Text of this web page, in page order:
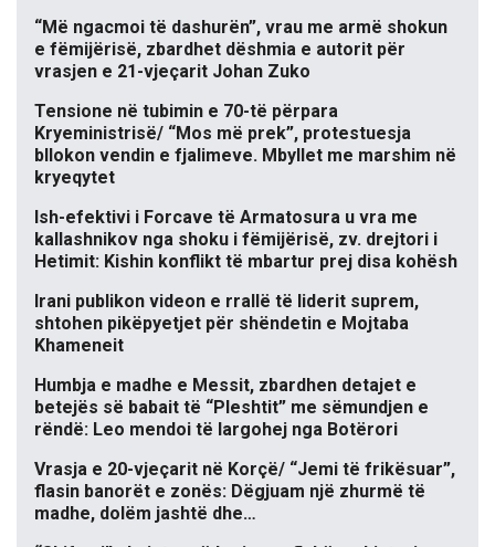
“Më ngacmoi të dashurën”, vrau me armë shokun
e fëmijërisë, zbardhet dëshmia e autorit për
vrasjen e 21-vjeçarit Johan Zuko
Tensione në tubimin e 70-të përpara
Kryeministrisë/ “Mos më prek”, protestuesja
bllokon vendin e fjalimeve. Mbyllet me marshim në
kryeqytet
Ish-efektivi i Forcave të Armatosura u vra me
kallashnikov nga shoku i fëmijërisë, zv. drejtori i
Hetimit: Kishin konflikt të mbartur prej disa kohësh
Irani publikon videon e rrallë të liderit suprem,
shtohen pikëpyetjet për shëndetin e Mojtaba
Khameneit
Humbja e madhe e Messit, zbardhen detajet e
betejës së babait të “Pleshtit” me sëmundjen e
rëndë: Leo mendoi të largohej nga Botërori
Vrasja e 20-vjeçarit në Korçë/ “Jemi të frikësuar”,
flasin banorët e zonës: Dëgjuam një zhurmë të
madhe, dolëm jashtë dhe…